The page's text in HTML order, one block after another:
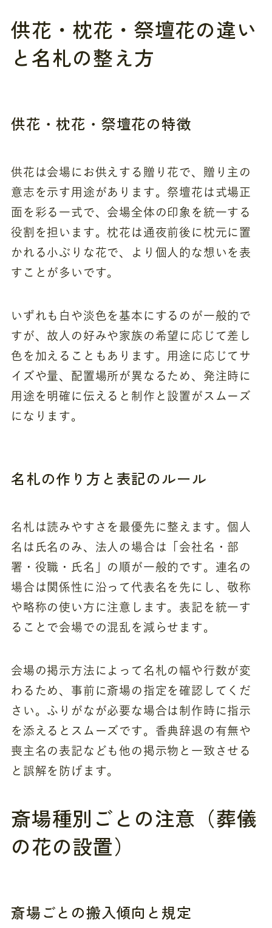
供花・枕花・祭壇花の違い
と名札の整え方
供花・枕花・祭壇花の特徴
供花は会場にお供えする贈り花で、贈り主の
意志を示す用途があります。祭壇花は式場正
面を彩る一式で、会場全体の印象を統一する
役割を担います。枕花は通夜前後に枕元に置
かれる小ぶりな花で、より個人的な想いを表
すことが多いです。
いずれも白や淡色を基本にするのが一般的で
すが、故人の好みや家族の希望に応じて差し
色を加えることもあります。用途に応じてサ
イズや量、配置場所が異なるため、発注時に
用途を明確に伝えると制作と設置がスムーズ
になります。
名札の作り方と表記のルール
名札は読みやすさを最優先に整えます。個人
名は氏名のみ、法人の場合は「会社名・部
署・役職・氏名」の順が一般的です。連名の
場合は関係性に沿って代表名を先にし、敬称
や略称の使い方に注意します。表記を統一す
ることで会場での混乱を減らせます。
会場の掲示方法によって名札の幅や行数が変
わるため、事前に斎場の指定を確認してくだ
さい。ふりがなが必要な場合は制作時に指示
を添えるとスムーズです。香典辞退の有無や
喪主名の表記なども他の掲示物と一致させる
と誤解を防げます。
斎場種別ごとの注意（葬儀
の花の設置）
斎場ごとの搬入傾向と規定